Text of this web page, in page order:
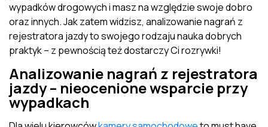
wypadków drogowych i masz na względzie swoje dobro
oraz innych. Jak zatem widzisz, analizowanie nagrań z
rejestratora jazdy to swojego rodzaju nauka dobrych
praktyk – z pewnością też dostarczy Ci rozrywki!
Analizowanie nagrań z rejestratora
jazdy – nieocenione wsparcie przy
wypadkach